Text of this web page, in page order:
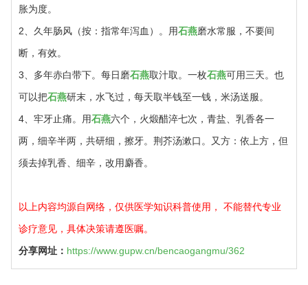
胀为度。
2、久年肠风（按：指常年泻血）。用石燕磨水常服，不要间
断，有效。
3、多年赤白带下。每日磨石燕取汁取。一枚石燕可用三天。也
可以把石燕研末，水飞过，每天取半钱至一钱，米汤送服。
4、牢牙止痛。用石燕六个，火煅醋淬七次，青盐、乳香各一
两，细辛半两，共研细，擦牙。荆芥汤漱口。又方：依上方，但
须去掉乳香、细辛，改用麝香。
以上内容均源自网络，仅供医学知识科普使用， 不能替代专业
诊疗意见，具体决策请遵医嘱。
分享网址： https://www.gupw.cn/bencaogangmu/362